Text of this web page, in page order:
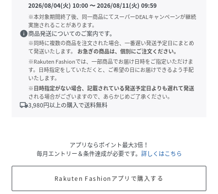
2026/08/04(火) 10:00〜2026/08/11(火) 09:59
※本対象期間終了後、同一商品にてスーパーDEALキャンペーンが継続
実施されることがあります。
info商品発送についてのご案内です。
※同時に複数の商品を注文された場合、一番遅い発送予定日にまとめ
て発送いたします。
お急ぎの商品は、個別にご注文ください。
※Rakuten Fashionでは、一部商品でお届け日時をご指定いただけま
す。日時指定をしていただくと、ご希望の日にお届けできるよう手配
いたします。
※日時指定がない場合、記載されている発送予定日よりも遅れて発送
される場合がございますので、あらかじめご了承ください。
local_shipping3,980円以上の購入で送料無料
アプリならポイント最大3倍！
毎月エントリー＆条件達成が必要です。 詳しくはこちら
Rakuten Fashionアプリで購入する